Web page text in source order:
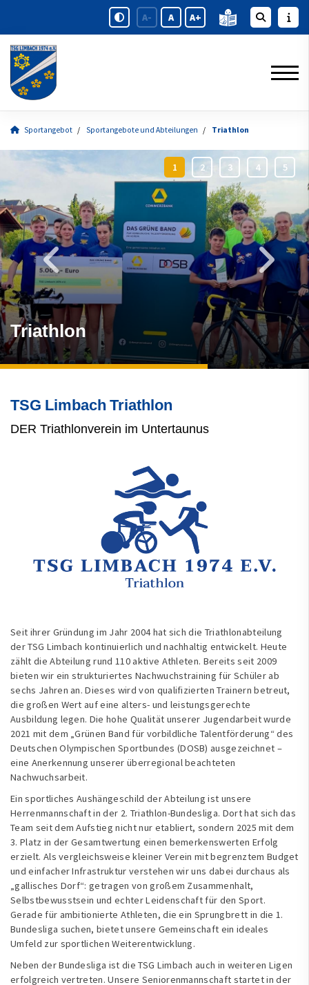
A- A A+
Sportangebot Sportangebote und Abteilungen Triathlon
Triathlon
TSG Limbach Triathlon
DER Triathlonverein im Untertaunus
Seit ihrer Gründung im Jahr 2004 hat sich die Triathlonabteilung
der TSG Limbach kontinuierlich und nachhaltig entwickelt. Heute
zählt die Abteilung rund 110 aktive Athleten. Bereits seit 2009
bieten wir ein strukturiertes Nachwuchstraining für Schüler ab
sechs Jahren an. Dieses wird von qualifizierten Trainern betreut,
die großen Wert auf eine alters- und leistungsgerechte
Ausbildung legen. Die hohe Qualität unserer Jugendarbeit wurde
2021 mit dem „Grünen Band für vorbildliche Talentförderung“ des
Deutschen Olympischen Sportbundes (DOSB) ausgezeichnet –
eine Anerkennung unserer überregional beachteten
Nachwuchsarbeit.
Ein sportliches Aushängeschild der Abteilung ist unsere
Herrenmannschaft in der 2. Triathlon-Bundesliga. Dort hat sich das
Team seit dem Aufstieg nicht nur etabliert, sondern 2025 mit dem
3. Platz in der Gesamtwertung einen bemerkenswerten Erfolg
erzielt. Als vergleichsweise kleiner Verein mit begrenztem Budget
und einfacher Infrastruktur verstehen wir uns dabei durchaus als
„gallisches Dorf“: getragen von großem Zusammenhalt,
Selbstbewusstsein und echter Leidenschaft für den Sport.
Gerade für ambitionierte Athleten, die ein Sprungbrett in die 1.
Bundesliga suchen, bietet unsere Gemeinschaft ein ideales
Umfeld zur sportlichen Weiterentwicklung.
Neben der Bundesliga ist die TSG Limbach auch in weiteren Ligen
erfolgreich vertreten. Unsere Seniorenmannschaft startet in der